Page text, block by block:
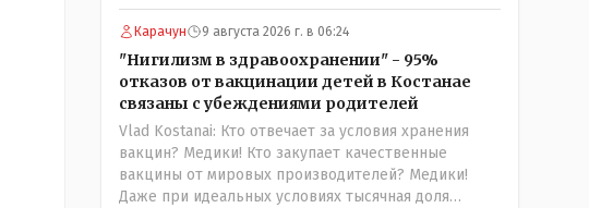
Председатель партии коммунстов- он в то время и
после и причём НЕОДНОКРАТНО, указывал и
многократно на недостатки Назарбая и предлагал
ему самому ДОБРОВОЛЬНО уйти с поста
Президента.
Карачун 9 августа 2026 г. в 06:24
"Нигилизм в здравоохранении" - 95%
отказов от вакцинации детей в Костанае
связаны с убеждениями родителей
Vlad Kostanai: Кто отвечает за условия хранения
вакцин? Медики! Кто закупает качественные
вакцины от мировых производителей? Медики!
Даже при идеальных условиях тысячная доля